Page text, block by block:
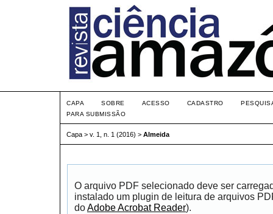
CAPA SOBRE ACESSO CADASTRO
PARA SUBMISSÃO
Capa > v. 1, n. 1 (2016) > Almeida
O arquivo PDF selecionado deve ser
instalado um plugin de leitura de arquivos
doAdobe Acrobat Reader).